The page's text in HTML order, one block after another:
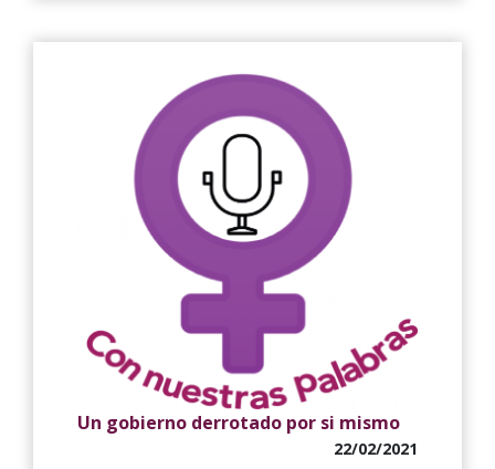
Un gobierno derrotado por si mismo
22/02/2021